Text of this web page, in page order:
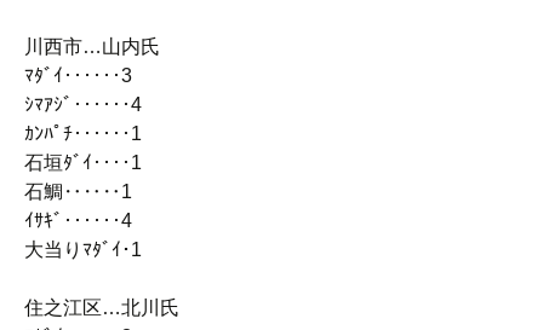
川西市…山内氏
ﾏﾀﾞｲ‥‥‥3
ｼﾏｱｼﾞ‥‥‥4
ｶﾝﾊﾟﾁ‥‥‥1
石垣ﾀﾞｲ‥‥1
石鯛‥‥‥1
ｲｻｷﾞ‥‥‥4
大当りﾏﾀﾞｲ･1
住之江区…北川氏